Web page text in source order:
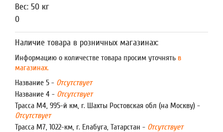
Вес: 50 кг
0
Наличие товара в розничных магазинах:
Информацию о количестве товара просим уточнять в
магазинах.
Название 5 - Отсутствует
Название 4 - Отсутствует
Трасса М4, 995-й км, г. Шахты Ростовская обл (на Москву) -
Отсутствует
Трасса М7, 1022-км, г. Елабуга, Татарстан - Отсутствует